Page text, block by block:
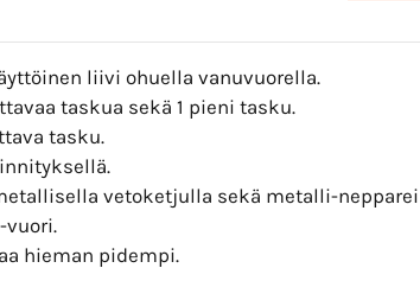
liivi ohuella vanuvuorella.
taskua sekä 1 pieni tasku.
tasku.
vetoketjulla sekä metalli-
vuori.
hieman pidempi.